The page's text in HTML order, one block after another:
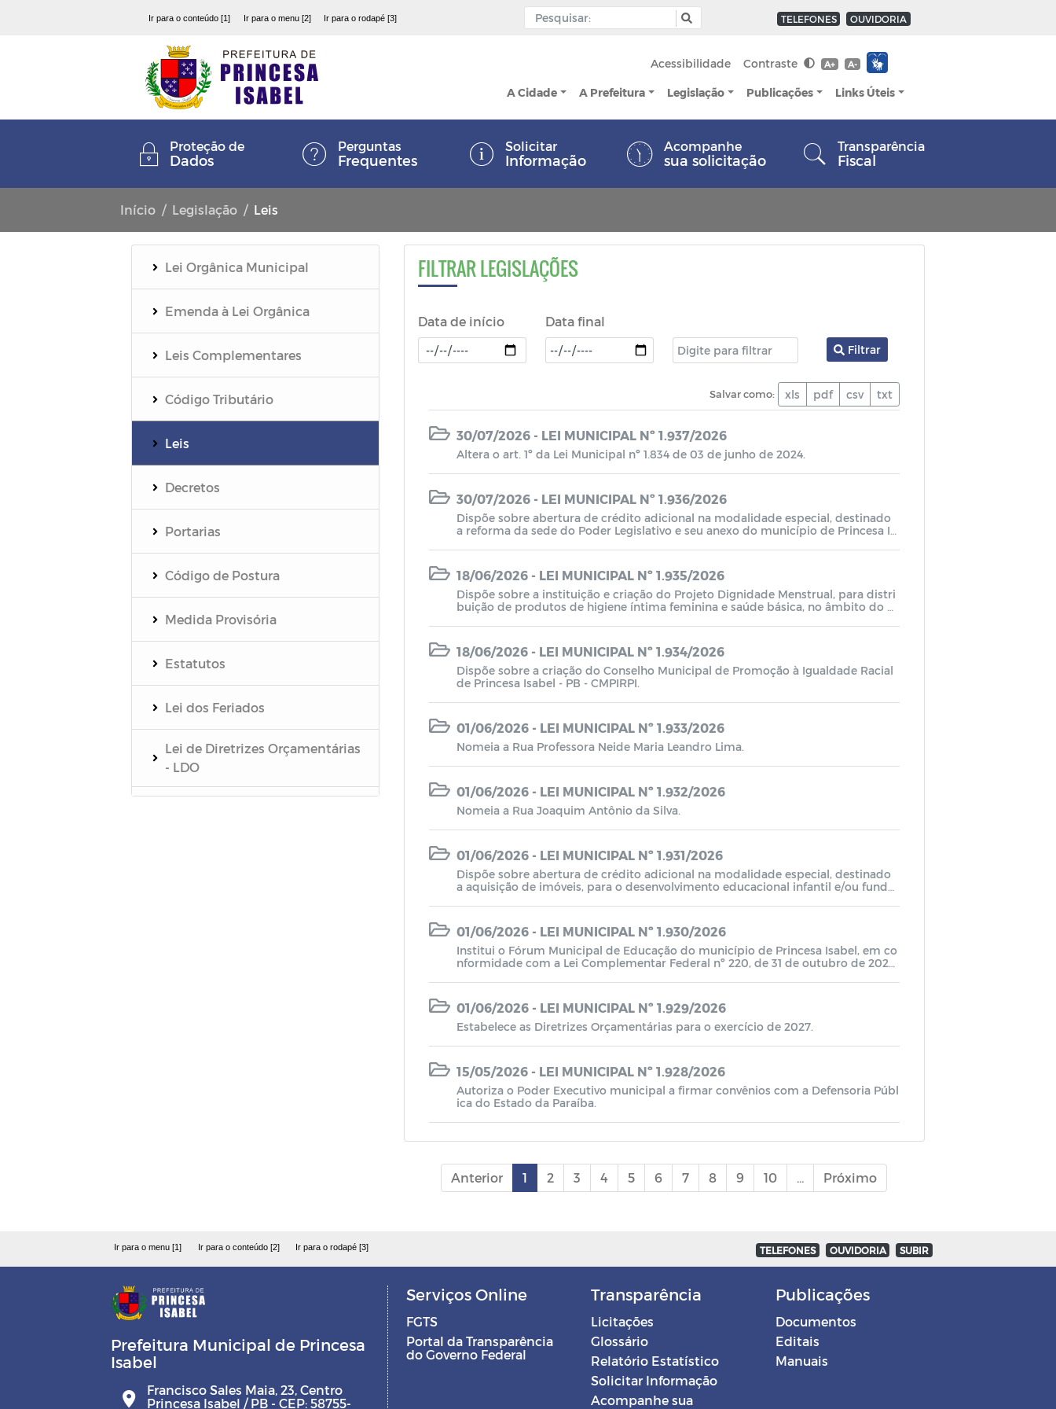
Ir para o conteúdo [1] Ir para o menu [2] Ir para o rodapé [3] TELEFONES OUVIDORIA
Acessibilidade Contraste A+ A-
A Cidade A Prefeitura Legislação Publicações Links Úteis
Proteção de
Dados
Perguntas
Frequentes
Solicitar
Informação
Acompanhe
sua solicitação
Transparência
Fiscal
Início Legislação Leis
Lei Orgânica Municipal
Emenda à Lei Orgânica
Leis Complementares
Código Tributário
Leis
Decretos
Portarias
Código de Postura
Medida Provisória
Estatutos
Lei dos Feriados
Lei de Diretrizes Orçamentárias
- LDO
Leis das Diárias
Agências Bancárias
FILTRAR LEGISLAÇÕES
Data de início Data final
Filtrar
Salvar como: xls pdf csv txt
30/07/2026 - LEI MUNICIPAL Nº 1.937/2026
Altera o art. 1º da Lei Municipal nº 1.834 de 03 de junho de 2024.
30/07/2026 - LEI MUNICIPAL Nº 1.936/2026
Dispõe sobre abertura de crédito adicional na modalidade especial, destinado
a reforma da sede do Poder Legislativo e seu anexo do município de Princesa Is
18/06/2026 - LEI MUNICIPAL Nº 1.935/2026
Dispõe sobre a instituição e criação do Projeto Dignidade Menstrual, para distri
buição de produtos de higiene íntima feminina e saúde básica, no âmbito do m
18/06/2026 - LEI MUNICIPAL Nº 1.934/2026
Dispõe sobre a criação do Conselho Municipal de Promoção à Igualdade Racial
de Princesa Isabel - PB - CMPIRPI.
01/06/2026 - LEI MUNICIPAL Nº 1.933/2026
Nomeia a Rua Professora Neide Maria Leandro Lima.
01/06/2026 - LEI MUNICIPAL Nº 1.932/2026
Nomeia a Rua Joaquim Antônio da Silva.
01/06/2026 - LEI MUNICIPAL Nº 1.931/2026
Dispõe sobre abertura de crédito adicional na modalidade especial, destinado
a aquisição de imóveis, para o desenvolvimento educacional infantil e/ou funda
01/06/2026 - LEI MUNICIPAL Nº 1.930/2026
Institui o Fórum Municipal de Educação do município de Princesa Isabel, em co
nformidade com a Lei Complementar Federal nº 220, de 31 de outubro de 202
01/06/2026 - LEI MUNICIPAL Nº 1.929/2026
Estabelece as Diretrizes Orçamentárias para o exercício de 2027.
15/05/2026 - LEI MUNICIPAL Nº 1.928/2026
Autoriza o Poder Executivo municipal a firmar convênios com a Defensoria Públ
ica do Estado da Paraíba.
Anterior 1 2 3 4 5 6 7 8 9 10 ... Próximo
Ir para o menu [1] Ir para o conteúdo [2] Ir para o rodapé [3] TELEFONES OUVIDORIA SUBIR
Prefeitura Municipal de Princesa
Isabel
Francisco Sales Maia, 23, Centro
Princesa Isabel / PB - CEP: 58755-
Serviços Online
FGTS
Portal da Transparência
do Governo Federal
Transparência
Licitações
Glossário
Relatório Estatístico
Solicitar Informação
Acompanhe sua
Publicações
Documentos
Editais
Manuais